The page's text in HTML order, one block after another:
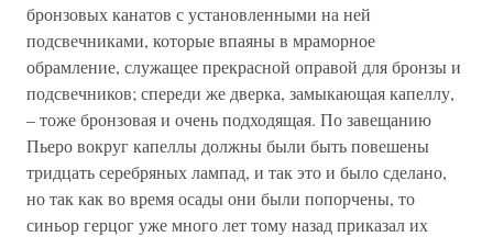
бронзовых канатов с установленными на ней
подсвечниками, которые впаяны в мраморное
обрамление, служащее прекрасной оправой для бронзы и
подсвечников; спереди же дверка, замыкающая капеллу,
– тоже бронзовая и очень подходящая. По завещанию
Пьеро вокруг капеллы должны были быть повешены
тридцать серебряных лампад, и так это и было сделано,
но так как во время осады они были попорчены, то
синьор герцог уже много лет тому назад приказал их